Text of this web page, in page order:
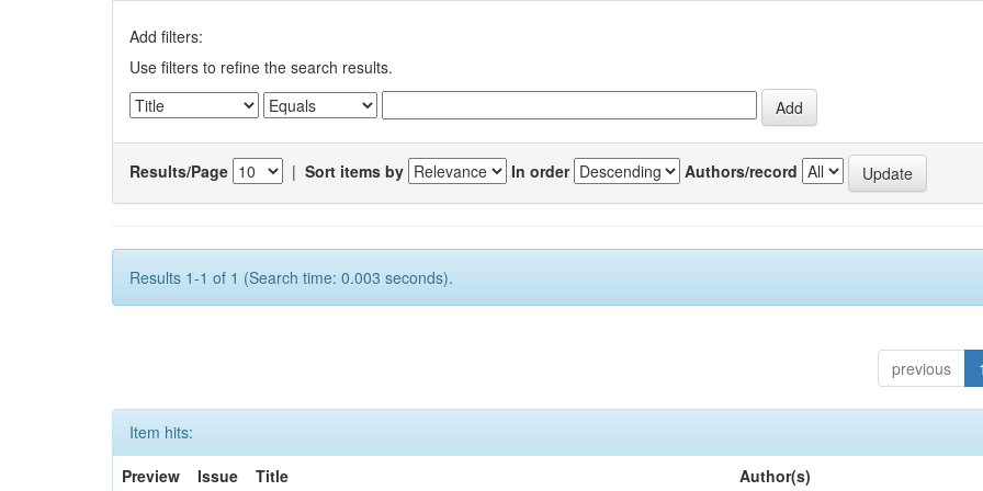
Add filters:
Use filters to refine the search results.
Results/Page | Sort items by In order Authors/record
Results 1-1 of 1 (Search time: 0.003 seconds).
previous 1
Item hits:
Preview
Issue
Title Author(s)